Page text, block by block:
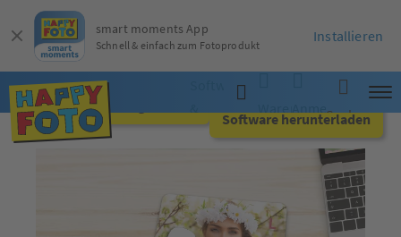
Software
App
WarenkorbAnmelden
Suche
Jetzt online gestalten
Software herunterladen
smart moments App
Schnell & einfach zum Fotoprodukt
Installieren